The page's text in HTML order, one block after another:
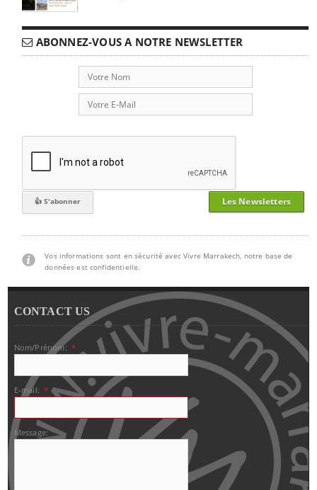
ABONNEZ-VOUS A NOTRE NEWSLETTER
Les Newsletters
Vos informations sont en sécurité avec Vivre Marrakech, notre base de
données est confidentielle.
CONTACT US
Nom/Prénom: *
E-mail: *
Message: